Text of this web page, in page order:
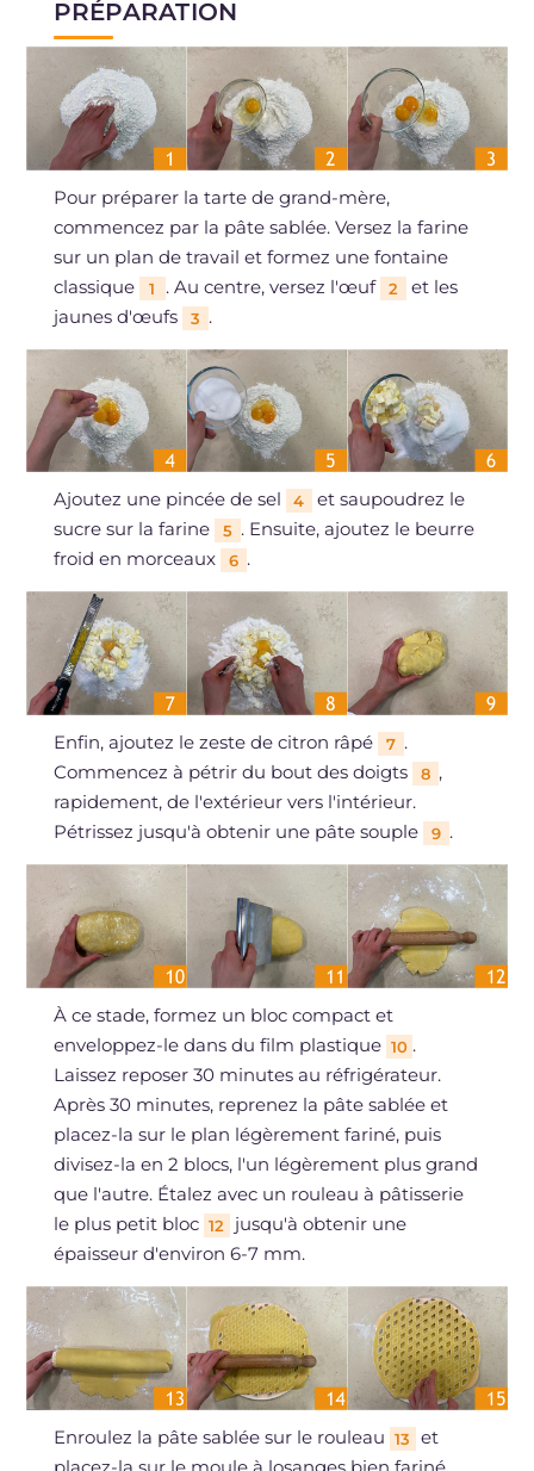
PRÉPARATION
Pour préparer la tarte de grand-mère,
commencez par la pâte sablée. Versez la farine
sur un plan de travail et formez une fontaine
classique
1 . Au centre, versez l'œuf 2
et les
jaunes d'œufs
3 .
Ajoutez une pincée de sel 4
et saupoudrez le
sucre sur la farine
5 . Ensuite, ajoutez le beurre
froid en morceaux
6 .
Enfin, ajoutez le zeste de citron râpé 7 .
Commencez à pétrir du bout des doigts
8 ,
rapidement, de l'extérieur vers l'intérieur.
Pétrissez jusqu'à obtenir une pâte souple
9 .
À ce stade, formez un bloc compact et
enveloppez-le dans du film plastique 10 .
Laissez reposer 30 minutes au réfrigérateur.
Après 30 minutes, reprenez la pâte sablée et
placez-la sur le plan légèrement fariné, puis
divisez-la en 2 blocs, l'un légèrement plus grand
que l'autre. Étalez avec un rouleau à pâtisserie
le plus petit bloc 12
jusqu'à obtenir une
épaisseur d'environ 6-7 mm.
Enroulez la pâte sablée sur le rouleau 13
et